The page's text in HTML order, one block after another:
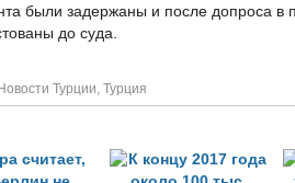
были задержаны и после допроса в
до суда.
Новости Турции, Турция